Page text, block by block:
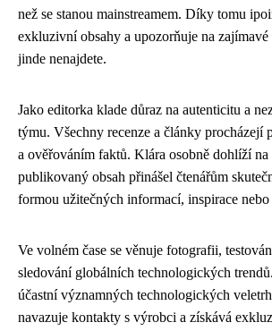
než se stanou mainstreamem. Díky tomu
exkluzivní obsahy a upozorňuje na
jinde nenajdete.
Jako editorka klade důraz na autenticitu a
týmu. Všechny recenze a články procházejí
a ověřováním faktů. Klára osobně dohlíží
publikovaný obsah přinášel čtenářům
formou užitečných informací, inspirace
Ve volném čase se věnuje fotografii,
sledování globálních technologických
účastní významných technologických
navazuje kontakty s výrobci a získává